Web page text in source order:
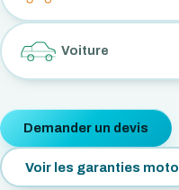
Voiture
Demander un devis
Voir les garanties moto